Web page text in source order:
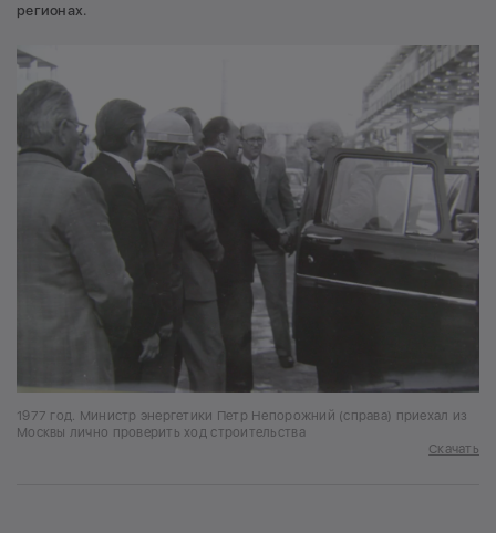
регионах.
1977 год. Министр энергетики Петр Непорожний (справа) приехал из
Москвы лично проверить ход строительства
Скачать